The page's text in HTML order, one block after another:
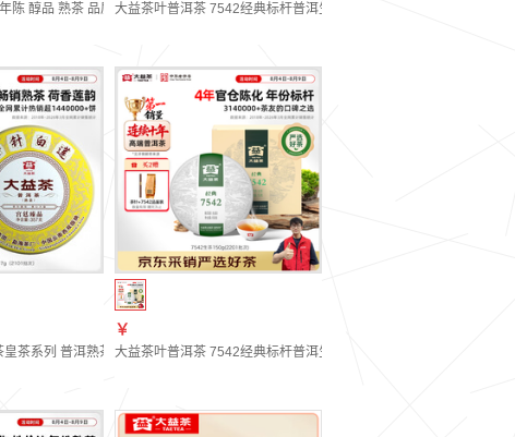
标杆茶 品鉴装7g（2601批次）
陈 醇品 熟茶 品质口粮 茶叶自饮 单饼装 357g*1饼
大益茶叶普洱茶 7542经典标杆普洱生茶 自饮 口粮性价比标杆茶 【
自饮 4年陈（2201批次）单饼357g*1饼
茶系列 普洱熟茶 茶叶自饮 金针白莲 【5年陈】 357g*1饼（2101批次）
￥
大益茶叶普洱茶 7542经典标杆普洱生茶 自饮 口粮性价比标杆茶 【4